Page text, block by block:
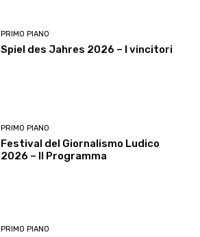
PRIMO PIANO
Spiel des Jahres 2026 – I vincitori
PRIMO PIANO
Festival del Giornalismo Ludico
2026 – Il Programma
PRIMO PIANO